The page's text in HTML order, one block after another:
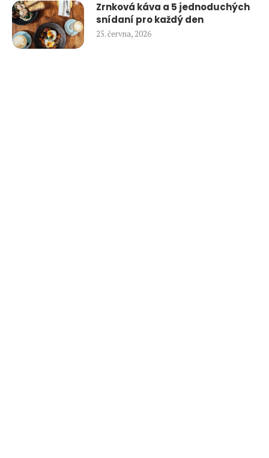
Zrnková káva a 5 jednoduchých
snídaní pro každý den
25. června, 2026